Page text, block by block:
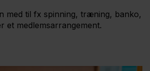
med til fx spinning, træning, banko,
et medlemsarrangement.